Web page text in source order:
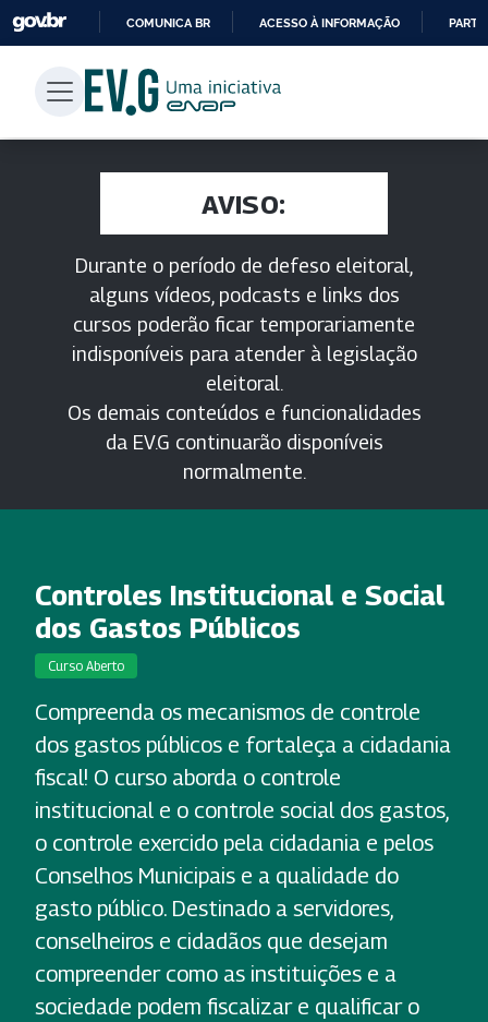
PARA
CONTEÚDO
COMUNICA BR ACESSO À INFORMAÇÃO
AVISO:
Durante o período de defeso eleitoral,
alguns vídeos, podcasts e links dos
cursos poderão ficar temporariamente
indisponíveis para atender à legislação
eleitoral.
Os demais conteúdos e funcionalidades
da EV.G continuarão disponíveis
normalmente.
Controles Institucional e Social
dos Gastos Públicos
Curso Aberto
Compreenda os mecanismos de controle
dos gastos públicos e fortaleça a cidadania
fiscal! O curso aborda o controle
institucional e o controle social dos gastos,
o controle exercido pela cidadania e pelos
Conselhos Municipais e a qualidade do
gasto público. Destinado a servidores,
conselheiros e cidadãos que desejam
compreender como as instituições e a
sociedade podem fiscalizar e qualificar o